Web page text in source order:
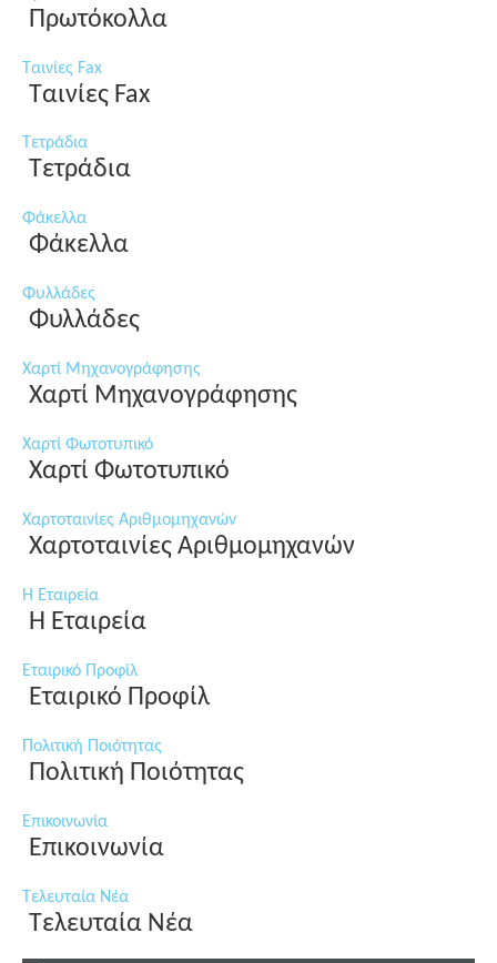
Πρωτόκολλα
Ταινίες Fax
Ταινίες Fax
Τετράδια
Τετράδια
Φάκελλα
Φάκελλα
Φυλλάδες
Φυλλάδες
Χαρτί Μηχανογράφησης
Χαρτί Μηχανογράφησης
Χαρτί Φωτοτυπικό
Χαρτί Φωτοτυπικό
Χαρτοταινίες Αριθμομηχανών
Χαρτοταινίες Αριθμομηχανών
Η Εταιρεία
Η Εταιρεία
Εταιρικό Προφίλ
Εταιρικό Προφίλ
Πολιτική Ποιότητας
Πολιτική Ποιότητας
Επικοινωνία
Επικοινωνία
Τελευταία Νέα
Τελευταία Νέα